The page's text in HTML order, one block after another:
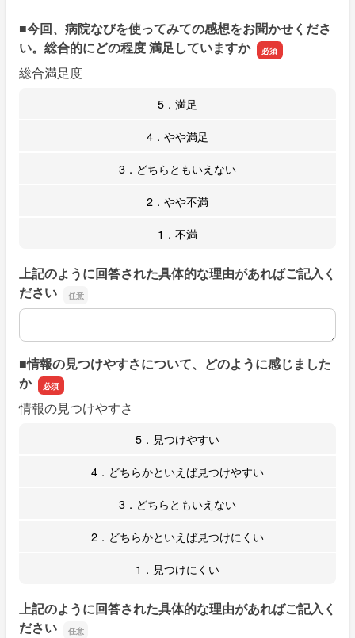
■今回、病院なびを使ってみての感想をお聞かせくださ
い。総合的にどの程度 満足していますか
総合満足度
5．満足
4．やや満足
3．どちらともいえない
2．やや不満
1．不満
上記のように回答された具体的な理由があればご記入く
ださい
上記のように回答された具体的な理由があればご記入くだ
■情報の見つけやすさについて、どのように感じました
か
情報の見つけやすさ
5．見つけやすい
4．どちらかといえば見つけやすい
3．どちらともいえない
2．どちらかといえば見つけにくい
1．見つけにくい
上記のように回答された具体的な理由があればご記入く
ださい